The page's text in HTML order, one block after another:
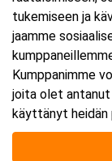
Lisää
tukemiseen ja
jaamme
Kumppanimme
joita olet
käyttänyt heidän